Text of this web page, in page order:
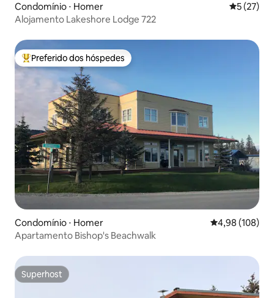
Condomínio ⋅ Homer 5 de uma
5 (27)
Alojamento Lakeshore Lodge 722
Entre os melhores preferidos dos hóspedes
Preferido dos hóspedes
Condomínio ⋅ Homer 4,98 de uma
4,98 (108)
Apartamento Bishop's Beachwalk
Superhost
Superhost